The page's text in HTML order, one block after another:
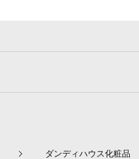
ダンディハウス化粧品